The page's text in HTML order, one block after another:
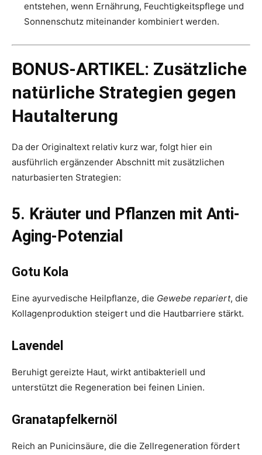
entstehen, wenn Ernährung, Feuchtigkeitspflege und
Sonnenschutz miteinander kombiniert werden.
BONUS-ARTIKEL: Zusätzliche
natürliche Strategien gegen
Hautalterung
Da der Originaltext relativ kurz war, folgt hier ein
ausführlich ergänzender Abschnitt mit zusätzlichen
naturbasierten Strategien:
5. Kräuter und Pflanzen mit Anti-
Aging-Potenzial
Gotu Kola
Eine ayurvedische Heilpflanze, die Gewebe repariert, die
Kollagenproduktion steigert und die Hautbarriere stärkt.
Lavendel
Beruhigt gereizte Haut, wirkt antibakteriell und
unterstützt die Regeneration bei feinen Linien.
Granatapfelkernöl
Reich an Punicinsäure, die die Zellregeneration fördert